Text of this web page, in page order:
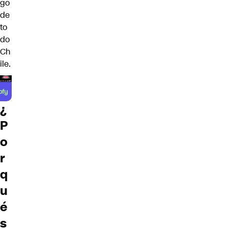
go
de
to
do
Ch
ile.
¿
P
o
r
q
u
é
s